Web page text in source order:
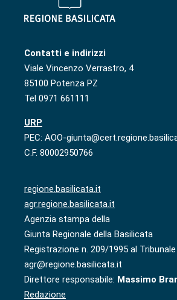
Contatti e indirizzi
Viale Vincenzo Verrastro, 4
85100 Potenza PZ
Tel 0971 661111
URP
PEC: AOO-
C.F. 80002950766
regione.basilicata.it
agr.regione.basilicata.it
Agenzia stampa della
Giunta Regionale della Basilicata
Registrazione n. 209/1995 al
agr@regione.basilicata.it
Direttore responsabile: Massimo
Redazione